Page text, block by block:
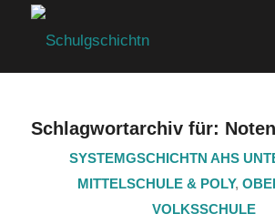
Schlagwortarchiv für:
SYSTEMGSCHICHTN AHS
MITTELSCHULE & POLY,
VOLKSSCHULE